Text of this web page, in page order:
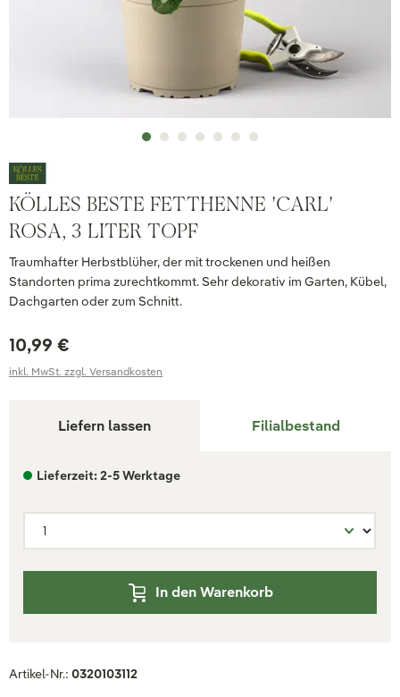
KÖLLES BESTE FETTHENNE 'CARL'
ROSA, 3 LITER TOPF
Traumhafter Herbstblüher, der mit trockenen und heißen
Standorten prima zurechtkommt. Sehr dekorativ im Garten, Kübel,
Dachgarten oder zum Schnitt.
10,99 €
inkl. MwSt. zzgl. Versandkosten
Liefern lassen Filialbestand
Lieferzeit: 2-5 Werktage
In den Warenkorb
Artikel-Nr.: 0320103112